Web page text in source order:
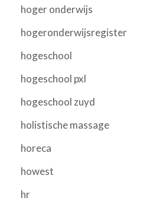
hoger onderwijs
hogeronderwijsregister
hogeschool
hogeschool pxl
hogeschool zuyd
holistische massage
horeca
howest
hr